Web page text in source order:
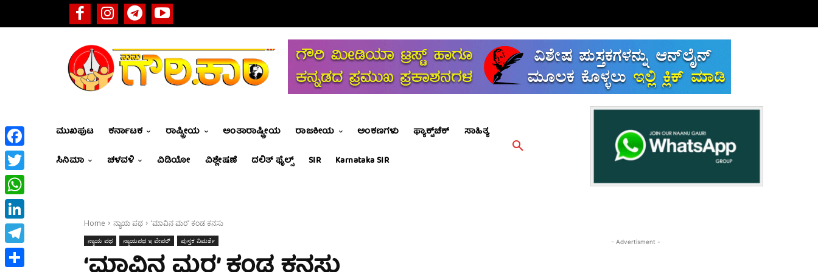
ಮುಖಪುಟ ಕರ್ನಾಟಕ ರಾಷ್ಟ್ರೀಯ ಅಂತಾರಾಷ್ಟ್ರೀಯ ರಾಜಕೀಯ ಅಂಕಣಗಳು ಫ್ಯಾಕ್ಟ್‌ಚೆಕ್
ಸಾಹಿತ್ಯ
ಸಿನಿಮಾ
ಚಳವಳಿ ವಿಡಿಯೋ ವಿಶ್ಲೇಷಣೆ ದಲಿತ್ ಫೈಲ್ಸ್ SIR Karnataka SIR
Home ನ್ಯಾಯ ಪಥ ‘ಮಾವಿನ ಮರ’ ಕಂಡ ಕನಸು
ನ್ಯಾಯ ಪಥ ನ್ಯಾಯಪಥ ಇ ಪೇಪರ್ ಪುಸ್ತಕ ವಿಮರ್ಶೆ - Advertisment -
Facebook
Twitter
WhatsApp
LinkedIn
Telegram